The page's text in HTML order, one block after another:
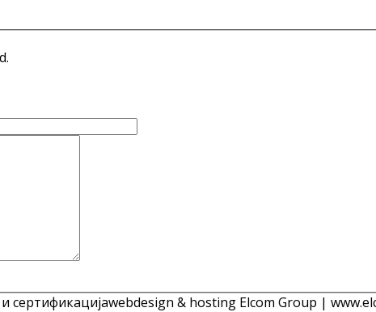
сертификацијаwebdesign & hosting Elcom Group |